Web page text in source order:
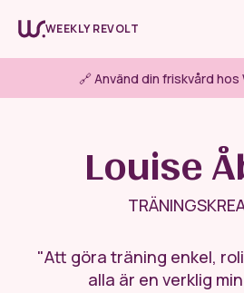
WEEKLY REVOLT
🔗 Använd din friskvård
Louise
"Att göra träning enkel,
alla är en verklig